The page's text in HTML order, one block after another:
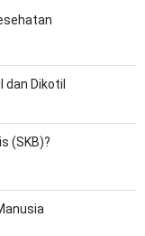
dan Dikotil
(SKB)?